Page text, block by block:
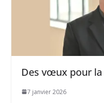
Des vœux pour
7 janvier 2026